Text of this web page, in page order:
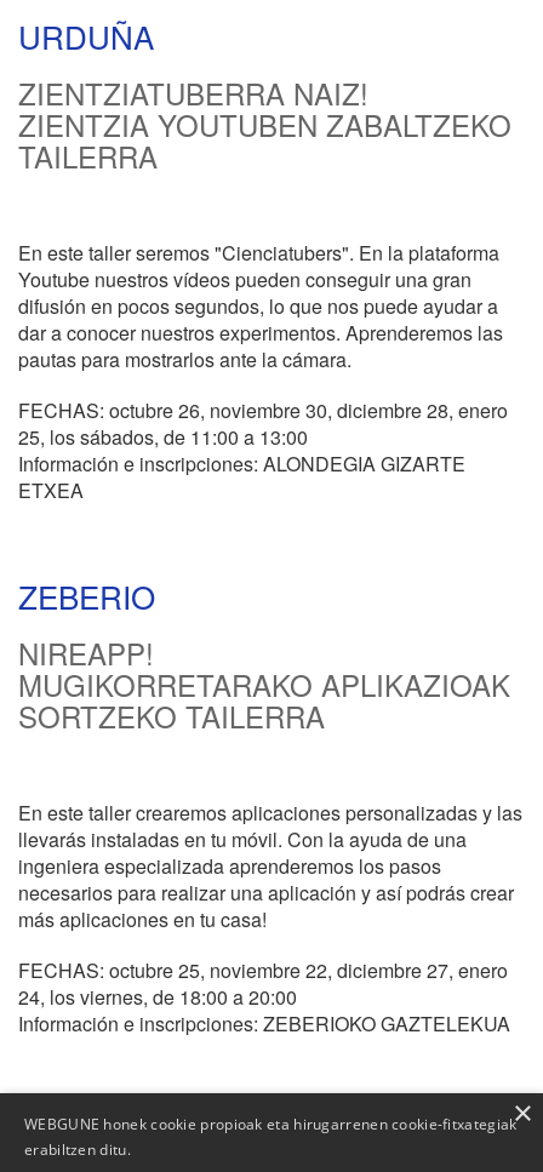
URDUÑA
ZIENTZIATUBERRA NAIZ!
ZIENTZIA YOUTUBEN ZABALTZEKO
TAILERRA
En este taller seremos "Cienciatubers". En la plataforma
Youtube nuestros vídeos pueden conseguir una gran
difusión en pocos segundos, lo que nos puede ayudar a
dar a conocer nuestros experimentos. Aprenderemos las
pautas para mostrarlos ante la cámara.
FECHAS: octubre 26, noviembre 30, diciembre 28, enero
25, los sábados, de 11:00 a 13:00
Información e inscripciones: ALONDEGIA GIZARTE
ETXEA
ZEBERIO
NIREAPP!
MUGIKORRETARAKO APLIKAZIOAK
SORTZEKO TAILERRA
En este taller crearemos aplicaciones personalizadas y las
llevarás instaladas en tu móvil. Con la ayuda de una
ingeniera especializada aprenderemos los pasos
necesarios para realizar una aplicación y así podrás crear
más aplicaciones en tu casa!
FECHAS: octubre 25, noviembre 22, diciembre 27, enero
24, los viernes, de 18:00 a 20:00
Información e inscripciones: ZEBERIOKO GAZTELEKUA
WEBGUNE honek cookie propioak eta hirugarrenen cookie-fitxategiak
erabiltzen ditu.
×